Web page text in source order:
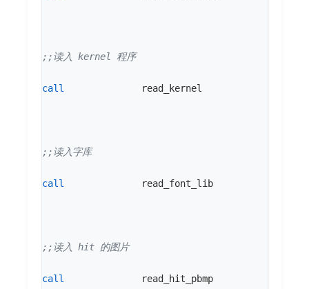
call read_kernel
call read_font_lib
call read_hit_pbmp